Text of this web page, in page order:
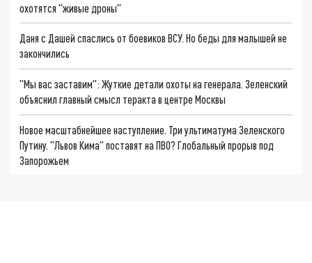
охотятся "живые дроны"
Даня с Дашей спаслись от боевиков ВСУ. Но беды для малышей не
закончились
"Мы вас заставим": Жуткие детали охоты на генерала. Зеленский
объяснил главный смысл теракта в центре Москвы
Новое масштабнейшее наступление. Три ультиматума Зеленского
Путину. "Львов Кима" поставят на ПВО? Глобальный прорыв под
Запорожьем